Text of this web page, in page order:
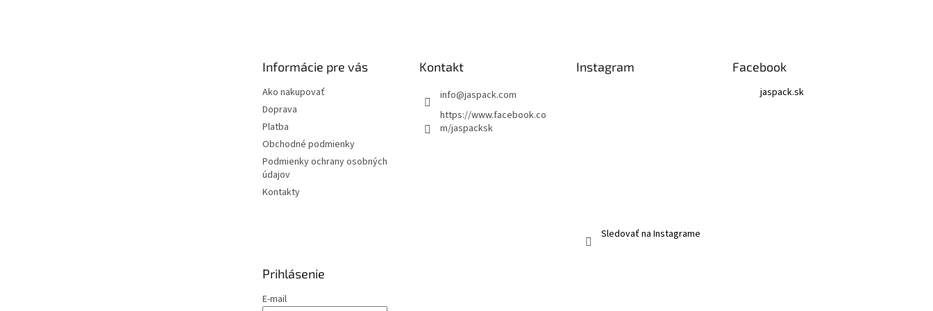
Informácie pre vás
Ako nakupovať
Doprava
Platba
Obchodné podmienky
Podmienky ochrany osobných
údajov
Kontakty
Kontakt
info@jaspack.com
https://www.facebook.co
m/jaspacksk
Instagram
Sledovať na Instagrame
Facebook
jaspack.sk
Prihlásenie
E-mail